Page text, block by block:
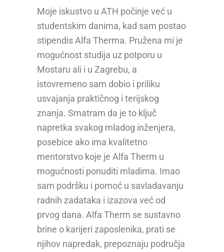
Moje iskustvo u ATH počinje već u
studentskim danima, kad sam postao
stipendis Alfa Therma. Pružena mi je
mogućnost studija uz potporu u
Mostaru ali i u Zagrebu, a
istovremeno sam dobio i priliku
usvajanja praktičnog i terijskog
znanja. Smatram da je to ključ
napretka svakog mladog inženjera,
posebice ako ima kvalitetno
mentorstvo koje je Alfa Therm u
mogućnosti ponuditi mladima. Imao
sam podršku i pomoć u savladavanju
radnih zadataka i izazova već od
prvog dana. Alfa Therm se sustavno
brine o karijeri zaposlenika, prati se
njihov napredak, prepoznaju područja